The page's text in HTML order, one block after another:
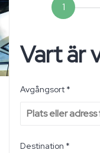
1
Vart är
Avgångsort *
Destination *